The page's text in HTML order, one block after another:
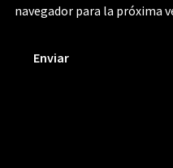
navegador para la próxima